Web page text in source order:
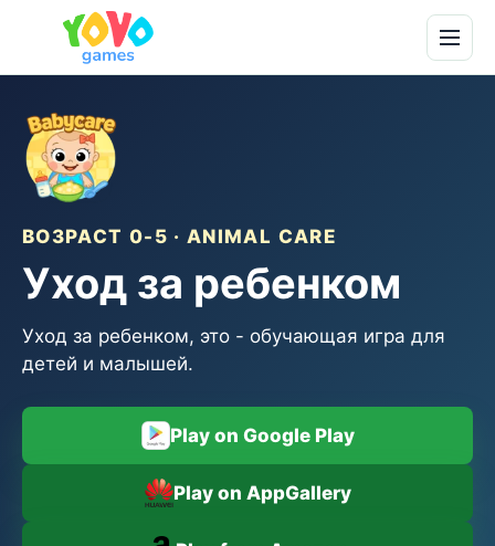
ВОЗРАСТ 0-5 · ANIMAL CARE
Уход за ребенком
Уход за ребенком, это - обучающая игра для
детей и малышей.
Play on Google Play
Play on AppGallery